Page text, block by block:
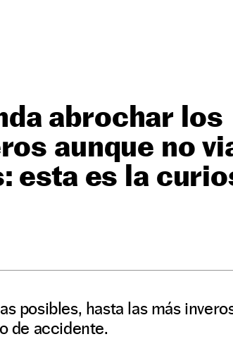
abrochar los
aunque no
esta es la
posibles, hasta las más
de accidente.